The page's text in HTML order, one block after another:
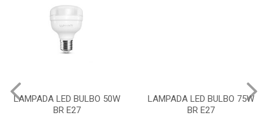
LAMPADA LED BULBO 50W
BR E27
LAMPADA LED BULBO 75W
BR E27